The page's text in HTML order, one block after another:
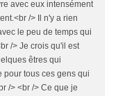
avec eux intensément
/> Il n'y a rien
le peu de temps qui
/> Je crois qu'il est
êtres qui
pour tous ces gens qui
/> <br /> Ce que je